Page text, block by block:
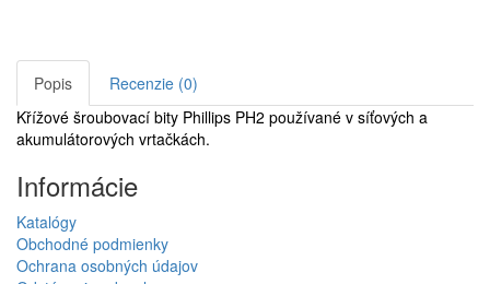
Popis
Recenzie (0)
Křížové šroubovací bity Phillips PH2 používané v síťových a
akumulátorových vrtačkách.
Informácie
Katalógy
Obchodné podmienky
Ochrana osobných údajov